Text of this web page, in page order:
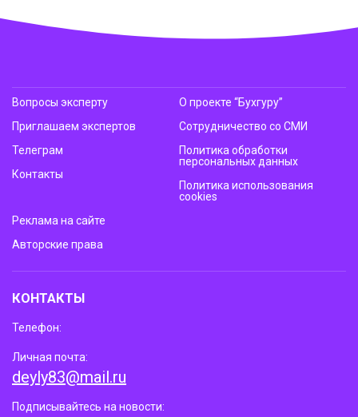
Вопросы эксперту
Приглашаем экспертов
Телеграм
Контакты
О проекте “Бухгуру”
Сотрудничество со СМИ
Политика обработки
персональных данных
Политика использования
cookies
Реклама на сайте
Авторские права
КОНТАКТЫ
Телефон:
Личная почта:
deyly83@mail.ru
Подписывайтесь на новости: